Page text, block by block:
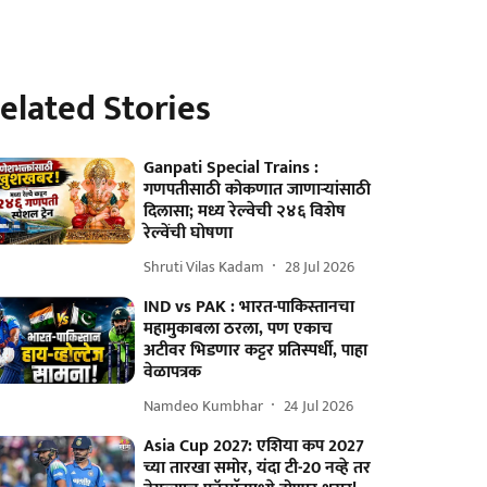
Stories
Ganpati Special Trains :
गणपतीसाठी कोकणात जाणाऱ्यांसाठी
दिलासा; मध्य रेल्वेची २४६ विशेष
रेल्वेंची घोषणा
Shruti Vilas Kadam 28 Jul 2026
IND vs PAK : भारत-पाकिस्तानचा
महामुकाबला ठरला, पण एकाच
अटीवर भिडणार कट्टर प्रतिस्पर्धी, पाहा
वेळापत्रक
Namdeo Kumbhar 24 Jul 2026
Asia Cup 2027: एशिया कप 2027
च्या तारखा समोर, यंदा टी-20 नव्हे तर